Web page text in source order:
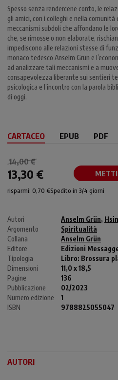
Spesso senza rendercene conto, le
gli amici, con i colleghi e nella
meccanismi subdoli che affondano le
che, se rimosse o non elaborate,
impediscono alle relazioni stesse di
monaco tedesco Anselm Grün e
ad analizzare tali meccanismi e a
consapevolezza liberante sui sentieri
psicologica e l’incontro con la parola
di oggi.
CARTACEO EPUB PDF
14,00 €
13,30 € METTI
risparmi: 0,70 €Spedito in 3/4 giorni
Autori Anselm Grün,
Argomento
Spiritualità
Collana
Anselm Grün
Editore
Edizioni
Tipologia
Libro: Brossura
Dimensioni
11,0 x 18,5
Pagine
136
Pubblicazione
02/2023
Numero edizione
1
ISBN
9788825055047
AUTORI